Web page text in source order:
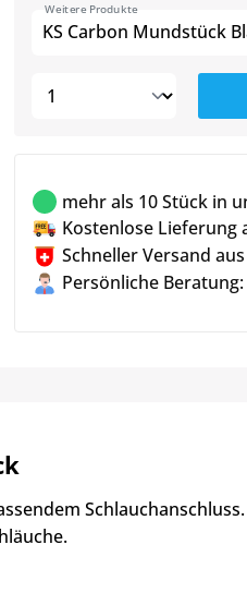
KS Carbon Mundstück
Weitere Produkte
mehr als 10 Stück in
Kostenlose Lieferung
Schneller Versand
Persönliche Beratung: